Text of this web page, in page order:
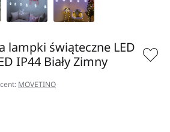
lampki świąteczne LED
IP44 Biały Zimny
MOVETINO